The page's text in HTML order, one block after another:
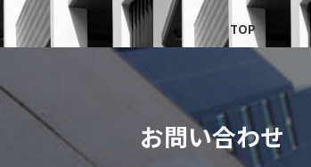
TOP
お問い合わせ